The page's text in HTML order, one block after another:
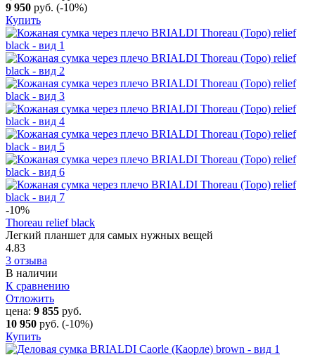
9 950 руб. (-10%)
Купить
-10%
Thoreau relief black
Легкий планшет для самых нужных вещей
4.83
3 отзыва
В наличии
К сравнению
Отложить
цена: 9 855 руб.
10 950 руб. (-10%)
Купить